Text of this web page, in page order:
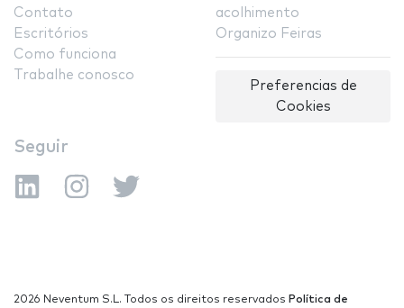
Contato
Escritórios
Como funciona
Trabalhe conosco
acolhimento
Organizo Feiras
Preferencias de
Cookies
Seguir
2026 Neventum S.L. Todos os direitos reservados Política de